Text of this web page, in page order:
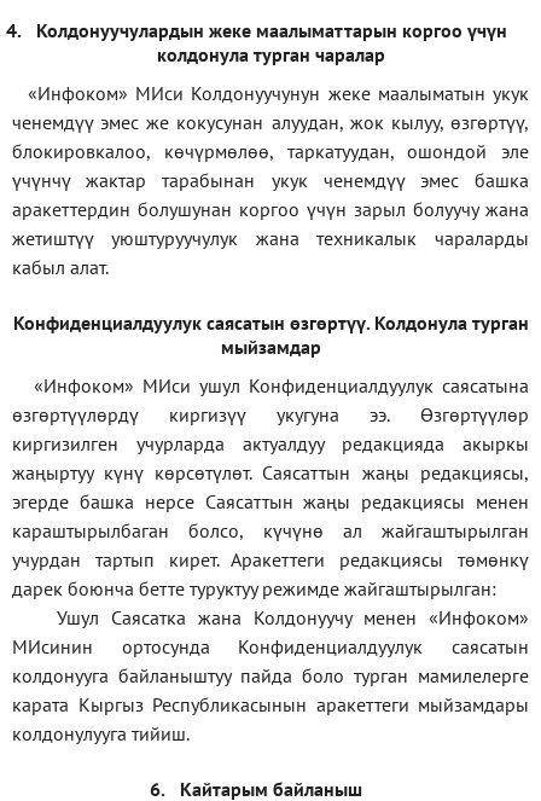
4.
Колдонуучулардын жеке маалыматтарын коргоо үчүн
колдонула турган чаралар
«Инфоком» МИси Колдонуучунун жеке маалыматын укук
ченемдүү эмес же кокусунан алуудан, жок кылуу, өзгөртүү,
блокировкалоо, көчүрмөлөө, таркатуудан, ошондой эле
үчүнчү жактар тарабынан укук ченемдүү эмес башка
аракеттердин болушунан коргоо үчүн зарыл болуучу жана
жетиштүү уюштуруучулук жана техникалык чараларды
кабыл алат.
Конфиденциалдуулук саясатын өзгөртүү. Колдонула турган
мыйзамдар
«Инфоком» МИси ушул Конфиденциалдуулук саясатына
өзгөртүүлөрдү киргизүү укугуна ээ. Өзгөртүүлөр
киргизилген учурларда актуалдуу редакцияда акыркы
жаңыртуу күнү көрсөтүлөт. Саясаттын жаңы редакциясы,
эгерде башка нерсе Саясаттын жаңы редакциясы менен
караштырылбаган болсо, күчүнө ал жайгаштырылган
учурдан тартып кирет. Аракеттеги редакциясы төмөнкү
дарек боюнча бетте туруктуу режимде жайгаштырылган:
Ушул Саясатка жана Колдонуучу менен «Инфоком»
МИсинин ортосунда Конфиденциалдуулук саясатын
колдонууга байланыштуу пайда боло турган мамилелерге
карата Кыргыз Республикасынын аракеттеги мыйзамдары
колдонулууга тийиш.
6. Кайтарым байланыш